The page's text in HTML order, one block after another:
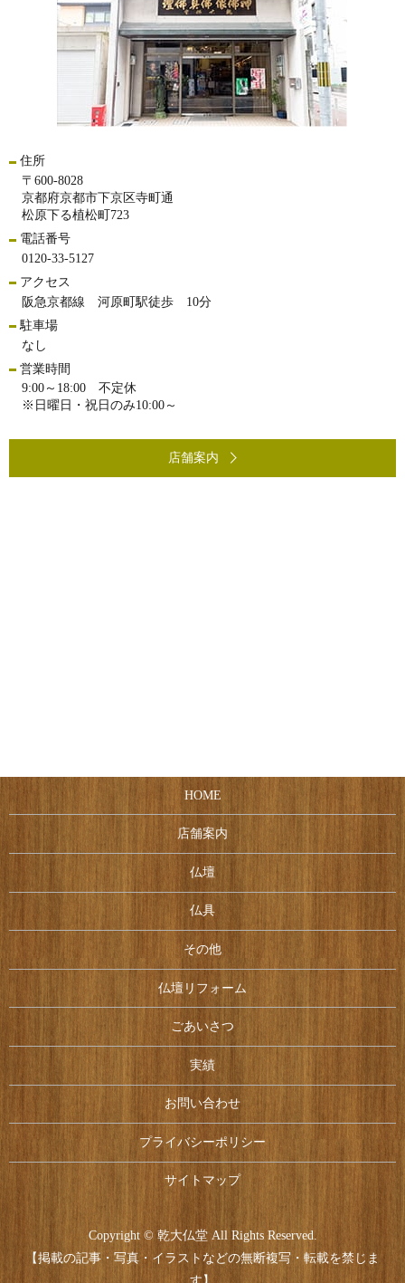
住所
〒600-8028
京都府京都市下京区寺町通
松原下る植松町723
電話番号
0120-33-5127
アクセス
阪急京都線 河原町駅徒歩 10分
駐車場
なし
営業時間
9:00～18:00 不定休
※日曜日・祝日のみ10:00～
店舗案内
HOME
店舗案内
仏壇
仏具
その他
仏壇リフォーム
ごあいさつ
実績
お問い合わせ
プライバシーポリシー
サイトマップ
Copyright © 乾大仏堂 All Rights Reserved.
【掲載の記事・写真・イラストなどの無断複写・転載を禁じま